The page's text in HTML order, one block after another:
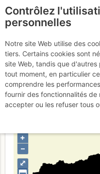
certaines pages ne sont plus
incomplètes, déconnectez-
compte sur le site.
Regione
del Tibet
Type de région limite
⤢
+
–
Contrôlez
personnelles
Notre site Web utilise des
tiers. Certains cookies sont
site Web, tandis que
tout moment, en particulier
comprendre les
fournir des fonctionnalités de
accepter ou les refuser tous